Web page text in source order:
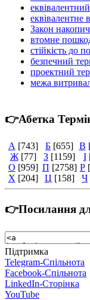
еквівалентне
Закон
втомне
стійкість до
безпечний
проектний
межа
👉Абетка
А [743] Б [655] В
Ж [77] З [1159] І
О [959] П [2758] Р
Х [204] Ц [158] Ч
👉Посилання
Підтримка
Telegram-Спільнота
Facebook-Спільнота
LinkedIn-Сторінка
YouTube